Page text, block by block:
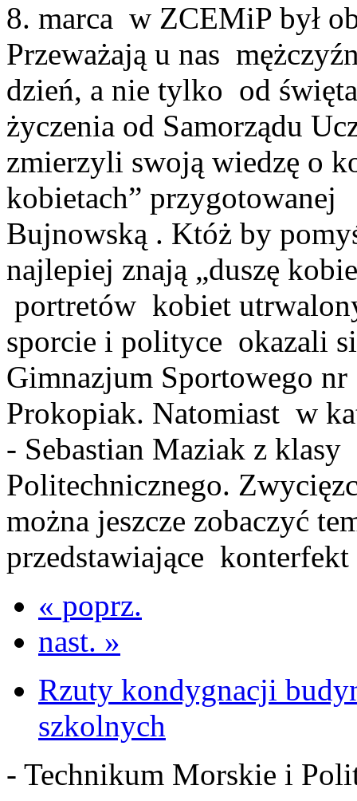
8. marca w ZCEMiP był
Przeważają u nas
dzień, a nie tylko od
życzenia od Samorządu
zmierzyli swoją wiedzę o
kobietach”
Bujnowską . Któż by
najlepiej znają „duszę
portretów kobiet
sporcie i polityce okazali
Gimnazjum Sportowego
Prokopiak. Natomiast w
- Sebastian Maziak z
Politechnicznego.
można jeszcze zobaczyć
przedstawiające konterfekt
« poprz.
nast. »
Rzuty kondygnacji
szkolnych
- Technikum Morskie i